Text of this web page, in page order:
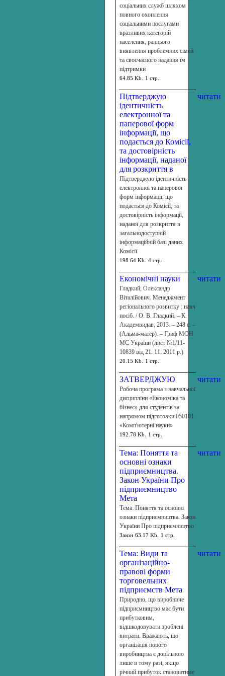
соціальних служб шляхом
повного охоплення
соціальними послугами
вразливих категорій
населення, раннього
виявлення проблемних сімей
та своєчасного надання їм
підтримки
64.85 Kb. 1 стр.
Підтверджую
ідентичність
електронної та
паперової форм
інформації, що
подається до Комісії,
та достовірність
інформації, наданої
для розкриття в
Підтверджую ідентичність
електронної та паперової
форм інформації, що
подається до Комісії, та
достовірність інформації,
наданої для розкриття в
загальнодоступній
інформаційній базі даних
Комісії
198.64 Kb. 4 стр.
читати
Економічні науки
Гладкий, Олександр
Віталійович. Менеджмент
регіонального розвитку : навч
посіб. / О. В. Гладкий. – К.
Академвидав, 2013. – 248 с. –
(Альма-матер). – Гриф МОН
МС України (лист №1/11-
10839 від 21. 11. 2011 р.)
20.15 Kb. 1 стр.
читати
ЗАТВЕРДЖУЮ
Робоча програма з навчальної
дисципліни «Економіка та
бізнес» для студентів за
напрямом підготовки 050101
«Комп'ютерні науки»
192.78 Kb. 1 стр.
читати
Тема: Поняття та
основні ознаки
підприємництва.
Закон України Про
підприємництво
Мета
Тема: Поняття та основні
ознаки підприємництва. Закон
України Про підприємництво
Закон 63.17 Kb. 1 стр.
читати
Тема: Види та
організаційно-
правові форми
торговельних
підприємств Мета
Природно, що виробниче
підприємництво має бути
прибутковим,
відшкодовувати зроблені
витрати. Вважають, що
організація нового
виробництва є доцільною
лише в тому разі, якщо
річний прибуток становитиме
читати